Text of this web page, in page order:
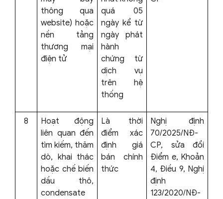
thông qua
website) hoặc
nền tảng
thương mại
điện tử
quá 05
ngày kể từ
ngày phát
hành
chứng từ
dịch vụ
trên hệ
thống
8
Hoạt động
liên quan đến
tìm kiếm, thăm
dò, khai thác
hoặc chế biến
dầu thô,
condensate
Là thời
điểm xác
định giá
bán chính
thức
Nghị định
70/2025/NĐ-
CP, sửa đổi
Điểm e, Khoản
4, Điều 9, Nghị
định
123/2020/NĐ-